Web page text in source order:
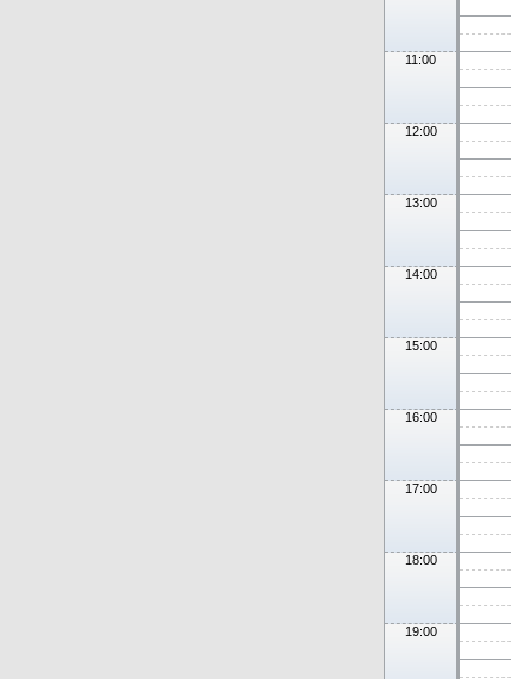
11:00
12:00
13:00
14:00
15:00
16:00
17:00
18:00
19:00